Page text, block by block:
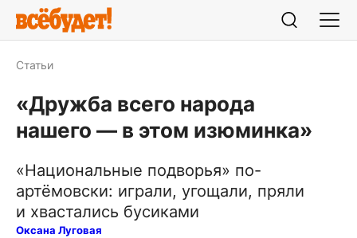
Статьи
«Дружба всего народа
нашего — в этом изюминка»
«Национальные подворья» по-
артёмовски: играли, угощали, пряли
и хвастались бусиками
Оксана Луговая